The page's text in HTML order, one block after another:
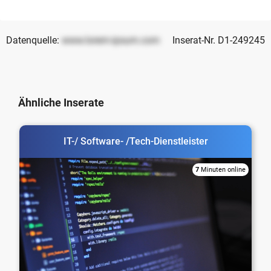
Datenquelle: www.lorem-ipsum.com Inserat-Nr. D1-249245
Ähnliche Inserate
IT-/ Software- /Tech-Dienstleister
7 Minuten online